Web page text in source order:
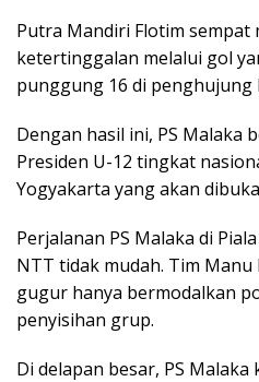
Putra Mandiri Flotim sempat
ketertinggalan melalui gol
punggung 16 di penghujung
Dengan hasil ini, PS Malaka
Presiden U-12 tingkat
Yogyakarta yang akan
Perjalanan PS Malaka di
NTT tidak mudah. Tim
gugur hanya bermodalkan
penyisihan grup.
Di delapan besar, PS